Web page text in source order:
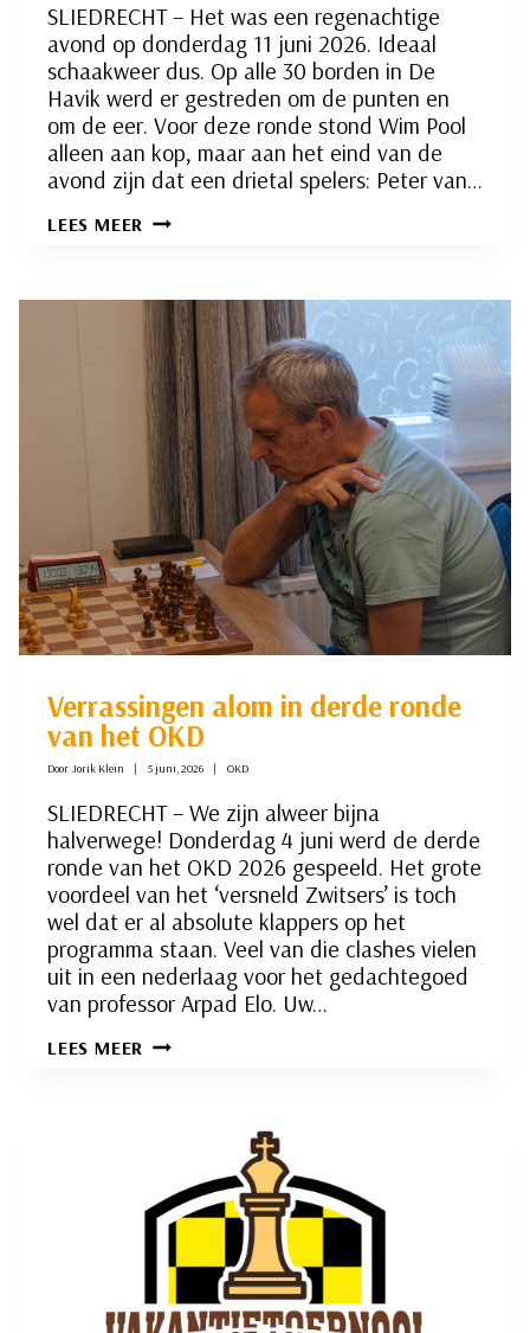
SLIEDRECHT – Het was een regenachtige
avond op donderdag 11 juni 2026. Ideaal
schaakweer dus. Op alle 30 borden in De
Havik werd er gestreden om de punten en
om de eer. Voor deze ronde stond Wim Pool
alleen aan kop, maar aan het eind van de
avond zijn dat een drietal spelers: Peter van…
LEES MEER OKD:
RONDE
4
Verrassingen alom in derde ronde
van het OKD
Door Jorik Klein 5 juni, 2026 OKD
SLIEDRECHT – We zijn alweer bijna
halverwege! Donderdag 4 juni werd de derde
ronde van het OKD 2026 gespeeld. Het grote
voordeel van het ‘versneld Zwitsers’ is toch
wel dat er al absolute klappers op het
programma staan. Veel van die clashes vielen
uit in een nederlaag voor het gedachtegoed
van professor Arpad Elo. Uw…
LEES MEER VERRASSINGEN
OKD